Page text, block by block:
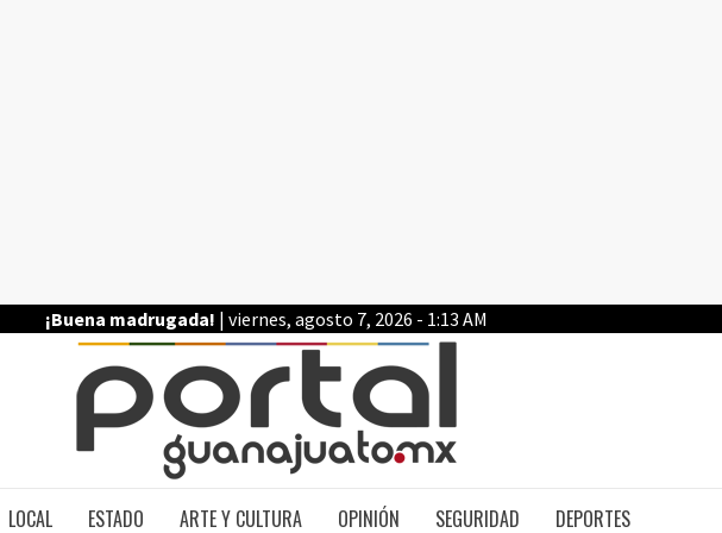
¡Buena madrugada! | viernes, agosto 7, 2026 - 1:13 AM
LOCAL ESTADO ARTE Y CULTURA OPINIÓN SEGURIDAD DEPORTES